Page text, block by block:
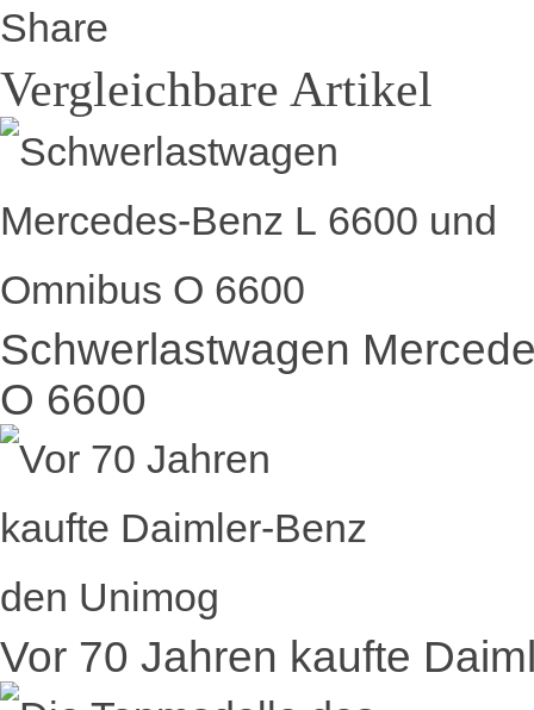
Vergleichbare Artikel
Schwerlastwagen
O 6600
Vor 70 Jahren kaufte